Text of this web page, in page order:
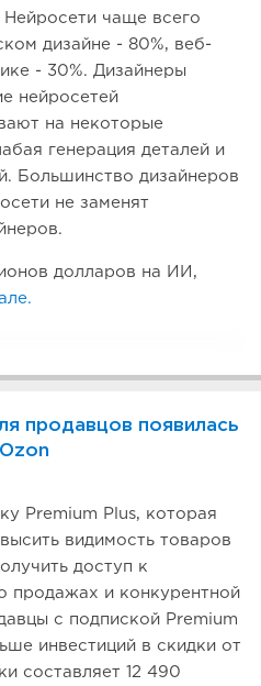
Нейросети чаще всего
дизайне - 80%, веб-
- 30%. Дизайнеры
нейросетей
на некоторые
генерация деталей и
Большинство дизайнеров
не заменят
долларов на ИИ,
продавцов появилась
Premium Plus, которая
видимость товаров
доступ к
продажах и конкурентной
с подпиской Premium
инвестиций в скидки от
составляет 12 490